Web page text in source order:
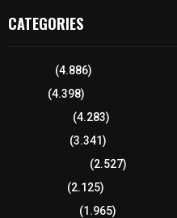
CATEGORIES
(4.886)
(4.398)
(4.283)
(3.341)
(2.527)
(2.125)
(1.965)